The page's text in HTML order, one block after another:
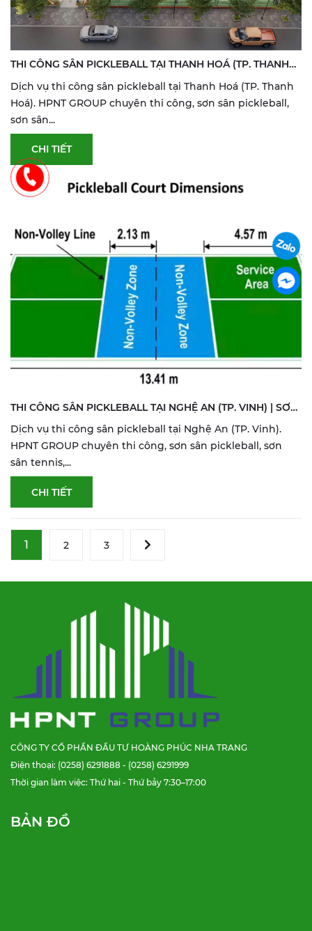
THI CÔNG SÂN PICKLEBALL TẠI THANH HOÁ (TP. THANH
HOÁ) | SƠN & SỬA SÂN THỂ THAO
Dịch vụ thi công sân pickleball tại Thanh Hoá (TP. Thanh
Hoá). HPNT GROUP chuyên thi công, sơn sân pickleball,
sơn sân...
CHI TIẾT
THI CÔNG SÂN PICKLEBALL TẠI NGHỆ AN (TP. VINH) | SƠN
& SỬA SÂN THỂ THAO
Dịch vụ thi công sân pickleball tại Nghệ An (TP. Vinh).
HPNT GROUP chuyên thi công, sơn sân pickleball, sơn
sân tennis,...
CHI TIẾT
1 2 3
CÔNG TY CỔ PHẦN ĐẦU TƯ HOÀNG PHÚC NHA TRANG
Điện thoại: (0258) 6291888 - (0258) 6291999
Thời gian làm việc: Thứ hai - Thứ bảy 7:30–17:00
BẢN ĐỒ